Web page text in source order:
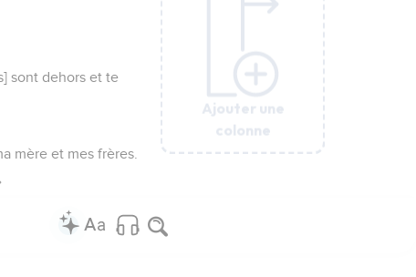
Ajouter une
colonne
sont dehors et te
mère et mes frères.
Ajouter une
colonne
Ajouter une
colonne
Ajouter une
colonne
Ajouter une
colonne